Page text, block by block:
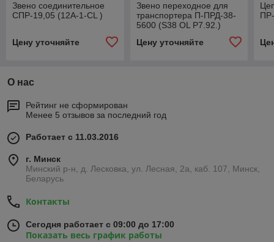
Звено соединительное
СПР-19,05 (12А-1-CL )
Цену уточняйте
Звено переходное для
транспортера П-ПРД-38-
5600 (S38 OL Р7.92.)
Цену уточняйте
О нас
Рейтинг не сформирован
Менее 5 отзывов за последний год
Работает с 11.03.2016
г. Минск
Минский р-н, д. Лесковка, ул. Лесная, 2а, каб. 107, Минск,
Беларусь
Контакты
Сегодня работает с 09:00 до 17:00
Показать весь график работы